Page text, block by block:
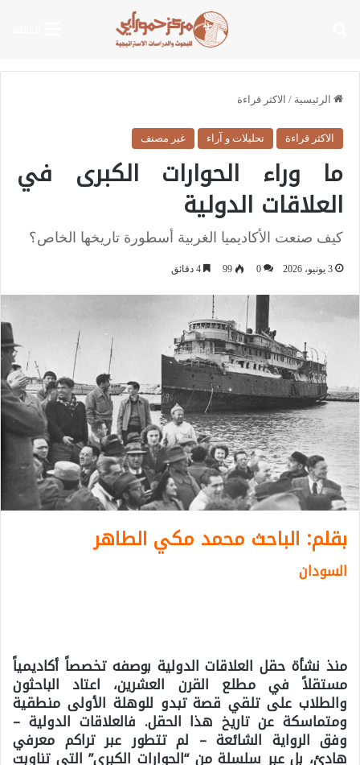
الرئيسية / الاكثر قراءة
الاكثر قراءة تحليلات و آراء غير مصنف
ما وراء الحوارات الكبرى في
العلاقات الدولية
كيف صنعت الأكاديميا الغربية أسطورة تاريخها الخاص؟
3 يونيو، 2026 0
99
بقلم: الباحث محمد مكي الطاهر
السودان
منذ نشأة حقل العلاقات الدولية بوصفه تخصصاً أكاديمياً
مستقلاً في مطلع القرن العشرين، اعتاد الباحثون
والطلاب على تلقي قصة تبدو للوهلة الأولى منطقية
ومتماسكة عن تاريخ هذا الحقل. فالعلاقات الدولية –
وفق الرواية الشائعة – لم تتطور عبر تراكم معرفي
هادئ، بل عبر سلسلة من “الحوارات الكبرى” التي تناوبت